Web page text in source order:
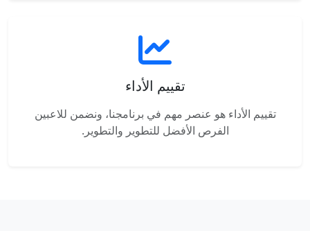
تقييم الأداء
تقييم الأداء هو عنصر مهم في برنامجنا، ونضمن للاعبين
الفرص الأفضل للتطوير والتطوير.